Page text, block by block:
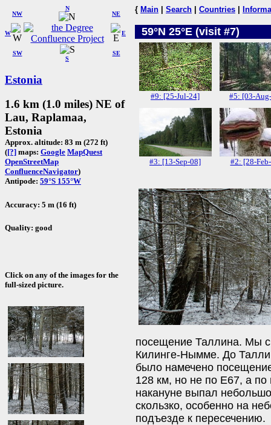
W
NW
N
NE
SW
S
SE
E
Estonia
1.6 km (1.0 miles) NE of
Lau, Raplamaa,
Estonia
Approx. altitude: 83 m (272 ft)
([?] maps: Google MapQuest
OpenStreetMap
ConfluenceNavigator)
Antipode: 59°S 155°W
Accuracy: 5 m (16 ft)
Quality: good
Click on any of the images for the
full-sized picture.
{ Main Search Countries
59°N 25°E (visit #7)
#9: [25-Jul-24] #5: [03-
#3: [13-Sep-08] #2: [28-
посещение Таллина. Мы
Килинге-Нымме. До
было намечено
128 км, но не по Е67, а
накануне выпал
скользко, особенно на
подъезде к пересечению.